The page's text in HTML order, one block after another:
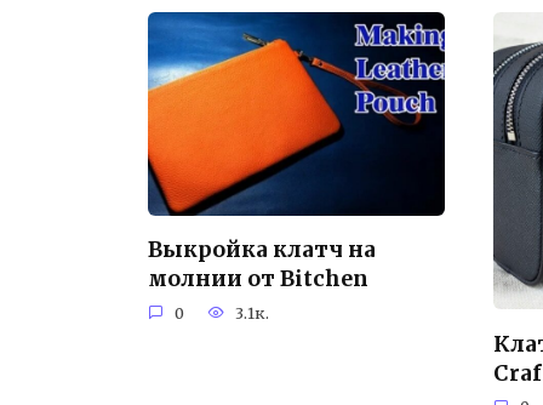
Выкройка клатч на
молнии от Bitchen
0 3.1к.